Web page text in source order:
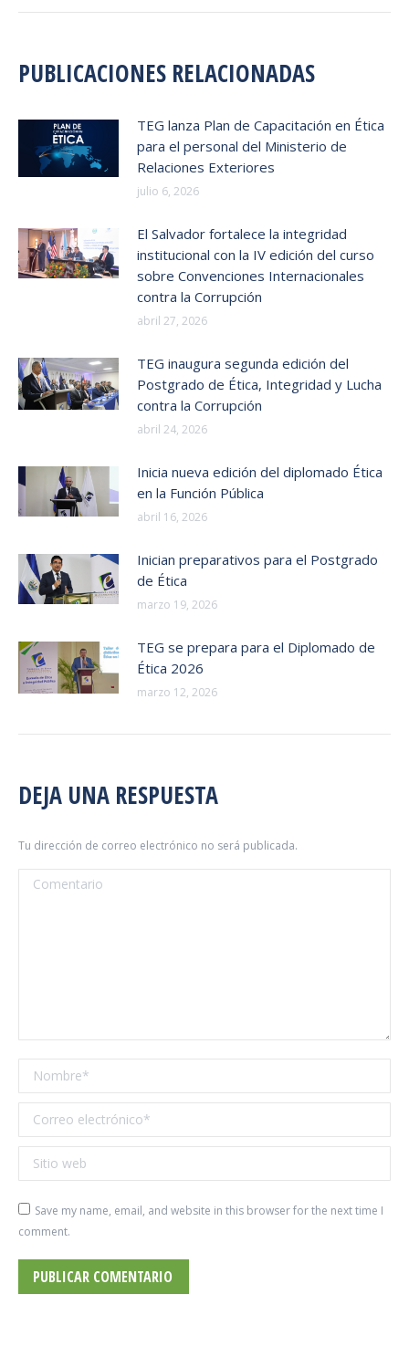
PUBLICACIONES RELACIONADAS
TEG lanza Plan de Capacitación en Ética
para el personal del Ministerio de
Relaciones Exteriores
julio 6, 2026
El Salvador fortalece la integridad
institucional con la IV edición del curso
sobre Convenciones Internacionales
contra la Corrupción
abril 27, 2026
TEG inaugura segunda edición del
Postgrado de Ética, Integridad y Lucha
contra la Corrupción
abril 24, 2026
Inicia nueva edición del diplomado Ética
en la Función Pública
abril 16, 2026
Inician preparativos para el Postgrado
de Ética
marzo 19, 2026
TEG se prepara para el Diplomado de
Ética 2026
marzo 12, 2026
DEJA UNA RESPUESTA
Tu dirección de correo electrónico no será publicada.
Comentario
Nombre *
Correo electrónico *
Sitio web
Save my name, email, and website in this browser for the next time I
comment.
PUBLICAR COMENTARIO